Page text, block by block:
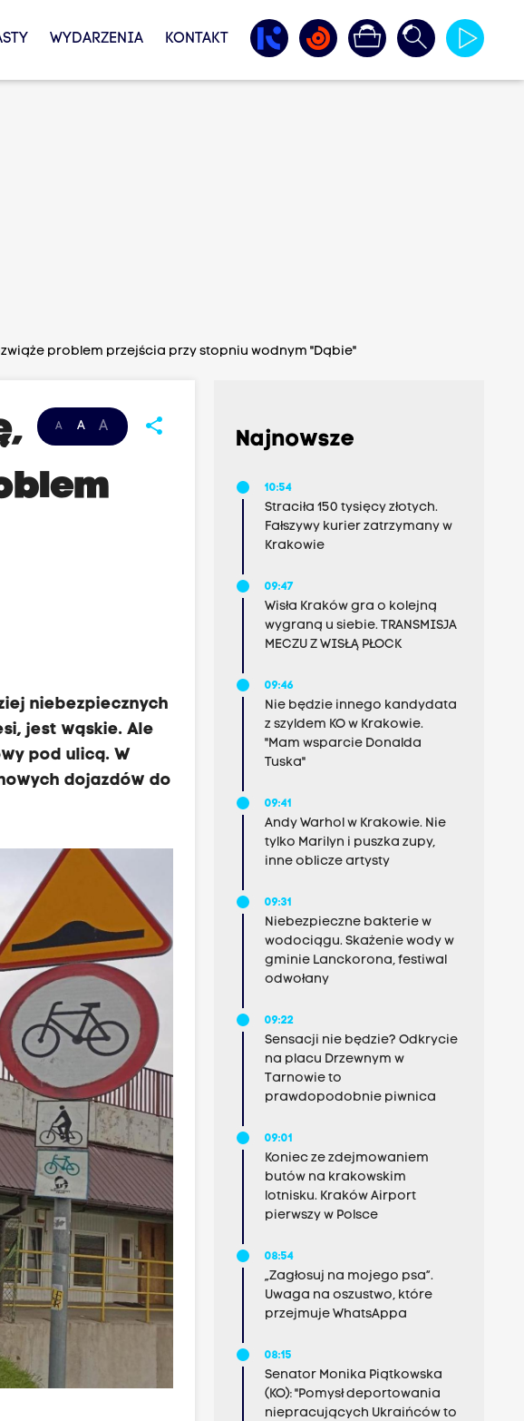
WYDARZENIA KONTAKT
problem przejścia przy stopniu wodnym "Dąbie"
A A A share
niebezpiecznych
jest wąskie. Ale
pod ulicą. W
dojazdów do
Najnowsze
10:54
Straciła 150 tysięcy złotych.
Fałszywy kurier zatrzymany w
Krakowie
09:47
Wisła Kraków gra o kolejną
wygraną u siebie. TRANSMISJA
MECZU Z WISŁĄ PŁOCK
09:46
Nie będzie innego kandydata
z szyldem KO w Krakowie.
"Mam wsparcie Donalda
Tuska"
09:41
Andy Warhol w Krakowie. Nie
tylko Marilyn i puszka zupy,
inne oblicze artysty
09:31
Niebezpieczne bakterie w
wodociągu. Skażenie wody w
gminie Lanckorona, festiwal
odwołany
09:22
Sensacji nie będzie? Odkrycie
na placu Drzewnym w
Tarnowie to
prawdopodobnie piwnica
09:01
Koniec ze zdejmowaniem
butów na krakowskim
lotnisku. Kraków Airport
pierwszy w Polsce
08:54
„Zagłosuj na mojego psa”.
Uwaga na oszustwo, które
przejmuje WhatsAppa
08:15
Senator Monika Piątkowska
(KO): "Pomysł deportowania
niepracujących Ukraińców to